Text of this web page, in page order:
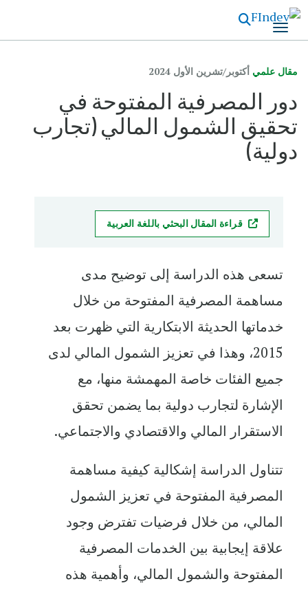
الرئيسي
مقال علمي أكتوبر/تشرين الأول 2024
دور المصرفية المفتوحة في
تحقيق الشمول المالي (تجارب
دولية)
قراءة المقال البحثي باللغة العربية
تسعى هذه الدراسة إلى توضيح مدى
مساهمة المصرفية المفتوحة من خلال
خدماتها الحديثة الابتكارية التي ظهرت بعد
2015، وهذا في تعزيز الشمول المالي لدى
جميع الفئات خاصة المهمشة منها، مع
الإشارة لتجارب دولية بما يضمن تحقق
الاستقرار المالي والاقتصادي والاجتماعي.
تتناول الدراسة إشكالية كيفية مساهمة
المصرفية المفتوحة في تعزيز الشمول
المالي، من خلال فرضيات تفترض وجود
علاقة إيجابية بين الخدمات المصرفية
المفتوحة والشمول المالي، وأهمية هذه